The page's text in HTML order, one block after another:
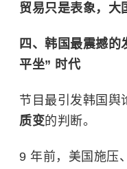
贸易只是表象，大
四、韩国最震撼的
平坐” 时代
节目最引发韩国舆
质变的判断。
9 年前，美国施压